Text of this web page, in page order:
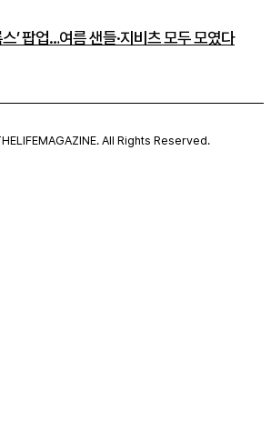
’ 팝업…여름 샌들·지비츠 모두 모였다
All Rights Reserved.